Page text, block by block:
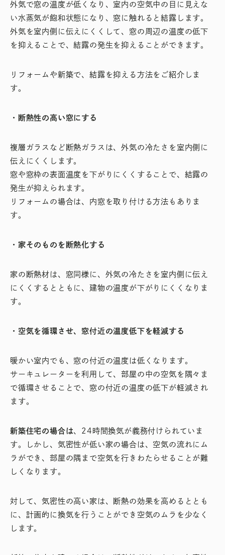
外気で窓の温度が低くなり、室内の空気中の目に見えな
い水蒸気が飽和状態になり、窓に触れると結露します。
外気を室内側に伝えにくくして、窓の周辺の温度の低下
を抑えることで、結露の発生を抑えることができます。
リフォームや新築で、結露を抑える方法をご紹介しま
す。
・断熱性の高い窓にする
複層ガラスなど断熱ガラスは、外気の冷たさを室内側に
伝えにくくします。
窓や窓枠の表面温度を下がりにくくすることで、結露の
発生が抑えられます。
リフォームの場合は、内窓を取り付ける方法もありま
す。
・家そのものを断熱化する
家の断熱材は、窓同様に、外気の冷たさを室内側に伝え
にくくするとともに、建物の温度が下がりにくくなりま
す。
・空気を循環させ、窓付近の温度低下を軽減する
暖かい室内でも、窓の付近の温度は低くなります。
サーキュレーターを利用して、部屋の中の空気を隅々ま
で循環させることで、窓の付近の温度の低下が軽減され
ます。
新築住宅の場合は、24時間換気が義務付けられていま
す。しかし、気密性が低い家の場合は、空気の流れにム
ラができ、部屋の隅まで空気を行きわたらせることが難
しくなります。
対して、気密性の高い家は、断熱の効果を高めるととも
に、計画的に換気を行うことができ空気のムラを少なく
します。